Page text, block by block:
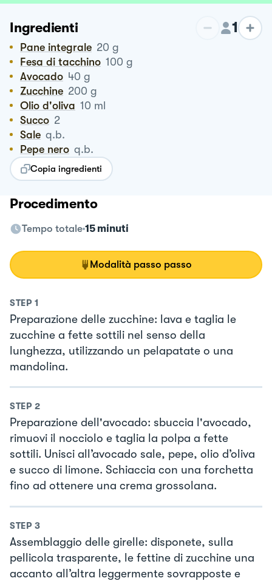
Ingredienti 1
Pane integrale 20 g
Fesa di tacchino 100 g
Avocado 40 g
Zucchine 200 g
Olio d'oliva 10 ml
Succo 2
Sale q.b.
Pepe nero q.b.
Copia ingredienti
Procedimento
Tempo totale 15 minuti
Modalità passo passo
STEP 1
Preparazione delle zucchine: lava e taglia le
zucchine a fette sottili nel senso della
lunghezza, utilizzando un pelapatate o una
mandolina.
STEP 2
Preparazione dell'avocado: sbuccia l'avocado,
rimuovi il nocciolo e taglia la polpa a fette
sottili. Unisci all’avocado sale, pepe, olio d’oliva
e succo di limone. Schiaccia con una forchetta
fino ad ottenere una crema grossolana.
STEP 3
Assemblaggio delle girelle: disponete, sulla
pellicola trasparente, le fettine di zucchine una
accanto all’altra leggermente sovrapposte e